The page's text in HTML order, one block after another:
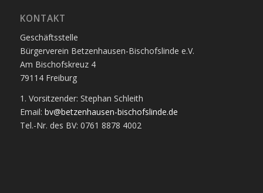
KONTAKT
Geschäftsstelle
Bürgerverein Betzenhausen-Bischofslinde e.V.
Am Bischofskreuz 4
79114 Freiburg
1. Vorsitzender: Stephan Schleith
Email: bv@betzenhausen-bischofslinde.de
Tel.-Nr. des BV: 0761 8878 4002